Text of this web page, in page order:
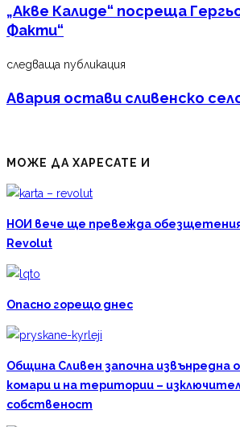
„Акве Калиде“ посреща
Факти“
следваща публикация
Авария остави сливенско
МОЖЕ ДА ХАРЕСАТЕ И
НОИ вече ще превежда
Revolut
Опасно горещо днес
Община Сливен започна извънредна
комари и на територии –
собственост